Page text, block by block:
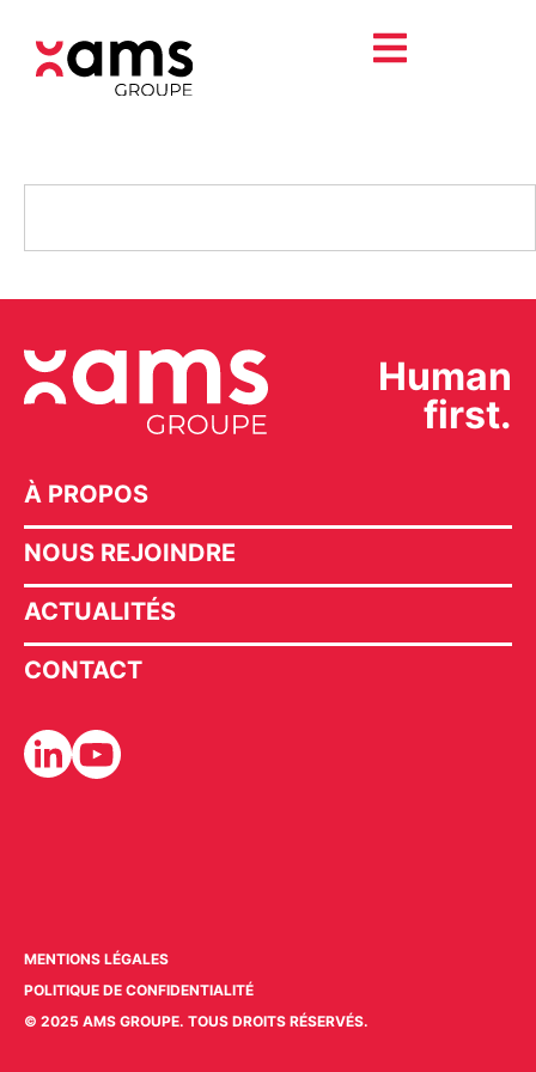
Human
first.
À PROPOS
NOUS REJOINDRE
ACTUALITÉS
CONTACT
MENTIONS LÉGALES
POLITIQUE DE CONFIDENTIALITÉ
© 2025 AMS GROUPE. TOUS DROITS RÉSERVÉS.